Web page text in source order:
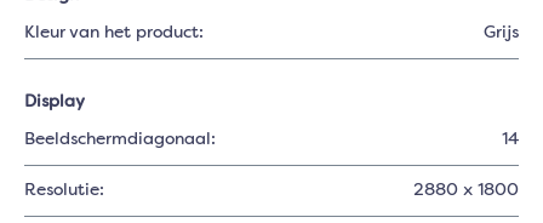
Kleur van het product: Grijs
Display
Beeldschermdiagonaal: 14
Resolutie: 2880 x 1800